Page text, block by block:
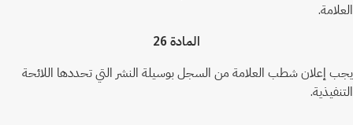
العلامة.
المادة 26
يجب إعلان شطب العلامة من السجل بوسيلة النشر التي تحددها اللائحة
التنفيذية.